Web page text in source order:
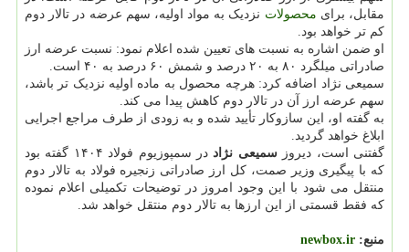
مقابل، برای محصولات نزدیک به مواد اولیه، سهم عرضه در تالار دوم
کم تر خواهد بود.
او ضمن اشاره به نسبت های تعیین شده اعلام نمود: نسبت عرضه ارز
صادراتی میلگرد ۸۰ به ۲۰ درصد و شمش ۶۰ درصد به ۴۰ است.
سمیعی نژاد اضافه کرد: هرچه محصول به ماده اولیه نزدیک تر باشد،
سهم عرضه ارز آن در تالار دوم کاهش پیدا می کند.
به گفته او، این سازوکار تأیید شده و به زودی از طرف مراجع اجرایی
ابلاغ خواهد گردید.
گفتنی است، دیروز سمیعی نژاد
در سمپوزیوم فولاد ۱۴۰۴ گفته بود
که با پیگیری وزیر صمت، کل ارز صادراتی زنجیره فولاد به تالار دوم
منتقل می شود با این وجود امروز در توضیحات تکمیلی اعلام نموده
که فقط قسمتی از این ارزها به تالار دوم منتقل خواهد شد.
منبع: newbox.ir